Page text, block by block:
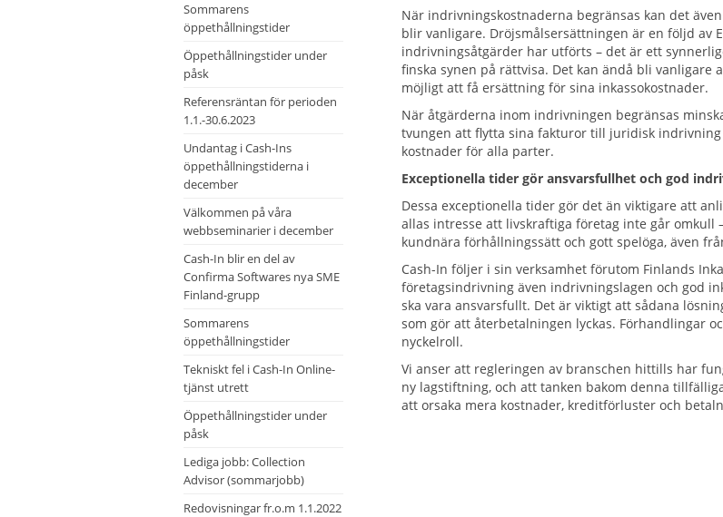
Sommarens
öppethållningstider
Öppethållningstider under
påsk
Referensräntan för perioden
1.1.-30.6.2023
Undantag i Cash-Ins
öppethållningstiderna i
december
Välkommen på våra
webbseminarier i december
Cash-In blir en del av
Confirma Softwares nya SME
Finland-grupp
Sommarens
öppethållningstider
Tekniskt fel i Cash-In Online-
tjänst utrett
Öppethållningstider under
påsk
Lediga jobb: Collection
Advisor (sommarjobb)
Redovisningar fr.o.m 1.1.2022
När indrivningskostnaderna begränsas kan det
blir vanligare. Dröjsmålsersättningen är en följd av
indrivningsåtgärder har utförts – det är ett
finska synen på rättvisa. Det kan ändå bli
möjligt att få ersättning för sina inkassokostnader.
När åtgärderna inom indrivningen begränsas
tvungen att flytta sina fakturor till juridisk
kostnader för alla parter.
Exceptionella tider gör ansvarsfullhet och god
Dessa exceptionella tider gör det än viktigare att
allas intresse att livskraftiga företag inte går
kundnära förhållningssätt och gott spelöga, även
Cash-In följer i sin verksamhet förutom Finlands
företagsindrivning även indrivningslagen och god
ska vara ansvarsfullt. Det är viktigt att sådana
som gör att återbetalningen lyckas. Förhandlingar
nyckelroll.
Vi anser att regleringen av branschen hittills har
ny lagstiftning, och att tanken bakom denna
att orsaka mera kostnader, kreditförluster och